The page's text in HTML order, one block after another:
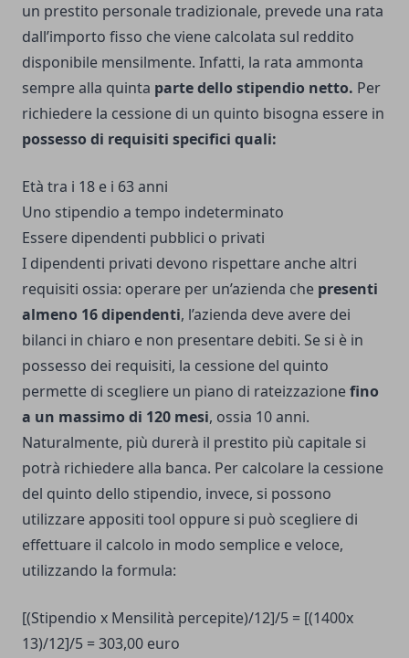
un prestito personale tradizionale, prevede una rata
dall’importo fisso che viene calcolata sul reddito
disponibile mensilmente. Infatti, la rata ammonta
sempre alla quinta parte dello stipendio netto. Per
richiedere la cessione di un quinto bisogna essere in
possesso di requisiti specifici quali:
Età tra i 18 e i 63 anni
Uno stipendio a tempo indeterminato
Essere dipendenti pubblici o privati
I dipendenti privati devono rispettare anche altri
requisiti ossia: operare per un’azienda che presenti
almeno 16 dipendenti, l’azienda deve avere dei
bilanci in chiaro e non presentare debiti. Se si è in
possesso dei requisiti, la cessione del quinto
permette di scegliere un piano di rateizzazionefino
a un massimo di 120 mesi, ossia 10 anni.
Naturalmente, più durerà il prestito più capitale si
potrà richiedere alla banca. Per calcolare la cessione
del quinto dello stipendio, invece, si possono
utilizzare appositi tool oppure si può scegliere di
effettuare il calcolo in modo semplice e veloce,
utilizzando la formula:
[(Stipendio x Mensilità percepite)/12]/5 = [(1400x
13)/12]/5 = 303,00 euro